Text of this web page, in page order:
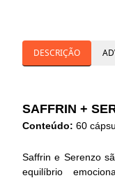
DESCRIÇÃO
SAFFRIN +
Conteúdo: 60
Saffrin e Serenzo
equilíbrio